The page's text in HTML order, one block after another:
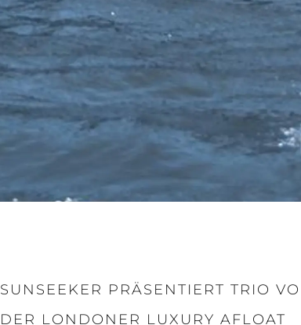
SUNSEEKER PRÄSENTIERT TRIO
DER LONDONER LUXURY AFLOAT